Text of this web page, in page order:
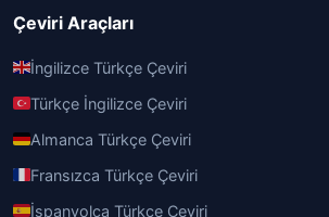
Çeviri Araçları
İngilizce Türkçe Çeviri
Türkçe İngilizce Çeviri
Almanca Türkçe Çeviri
Fransızca Türkçe Çeviri
İspanyolca Türkçe Çeviri